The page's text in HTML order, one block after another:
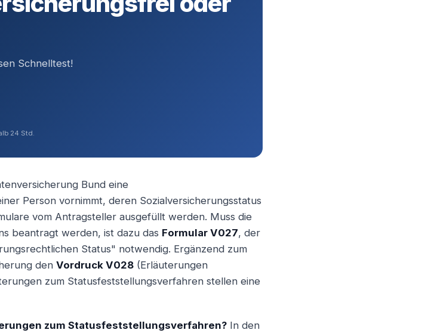
Schnelltest!
Weiter
24 Std.
Bund eine
Person vornimmt, deren Sozialversicherungsstatus
vom Antragsteller ausgefüllt werden. Muss die
beantragt werden, ist dazu das Formular V027, der
Status" notwendig. Ergänzend zum
den Vordruck V028 (Erläuterungen
zum Statusfeststellungsverfahren stellen eine
zum Statusfeststellungsverfahren? In den